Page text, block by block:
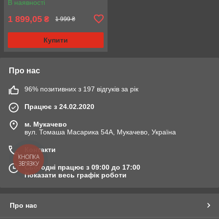
В наявності
1 899,05 ₴ 1 999 ₴
Купити
Про нас
96% позитивних з 197 відгуків за рік
Працює з 24.02.2020
м. Мукачево
вул. Томаша Масарика 54А, Мукачево, Україна
Контакти
Сьогодні працює з 09:00 до 17:00
Показати весь графік роботи
Про нас
КНОПКА
ЗВ'ЯЗКУ